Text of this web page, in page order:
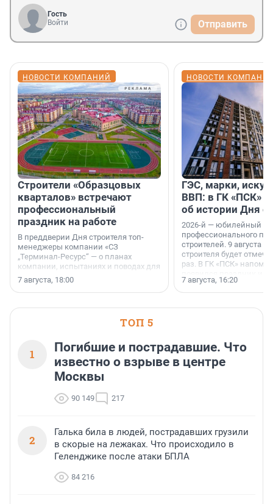
Гость
Войти
Отправить
НОВОСТИ КОМПАНИЙ
Строители «Образцовых
кварталов» встречают
профессиональный
праздник на работе
В преддверии Дня строителя топ-
менеджеры компании «СЗ
„Терминал-Ресурс“ — о планах
компании, испытаниях и поводах для
осторожного оптимизма.
7 августа, 18:00
НОВОСТИ
ГЭС, марки,
ВВП: в ГК «ПСК»
об истории Дня
2026-й — юбилейный
профессионального
строителей. 9 августа
строителя будет
раз. В ГК «ПСК»
поменялась роль
7 августа, 16:20
ТОП 5
1
Погибшие и пострадавшие. Что
известно о взрыве в центре
Москвы
90 149 217
2
Галька била в людей, пострадавших грузили
в скорые на лежаках. Что происходило в
Геленджике после атаки БПЛА
84 216